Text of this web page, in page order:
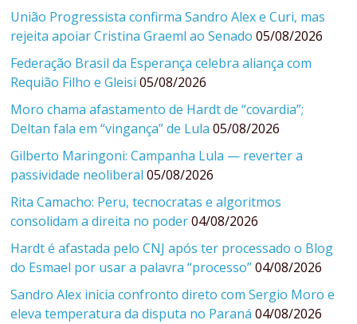
União Progressista confirma Sandro Alex e Curi, mas
rejeita apoiar Cristina Graeml ao Senado 05/08/2026
Federação Brasil da Esperança celebra aliança com
Requião Filho e Gleisi 05/08/2026
Moro chama afastamento de Hardt de “covardia”;
Deltan fala em “vingança” de Lula 05/08/2026
Gilberto Maringoni: Campanha Lula — reverter a
passividade neoliberal 05/08/2026
Rita Camacho: Peru, tecnocratas e algoritmos
consolidam a direita no poder 04/08/2026
Hardt é afastada pelo CNJ após ter processado o Blog
do Esmael por usar a palavra “processo” 04/08/2026
Sandro Alex inicia confronto direto com Sergio Moro e
eleva temperatura da disputa no Paraná 04/08/2026